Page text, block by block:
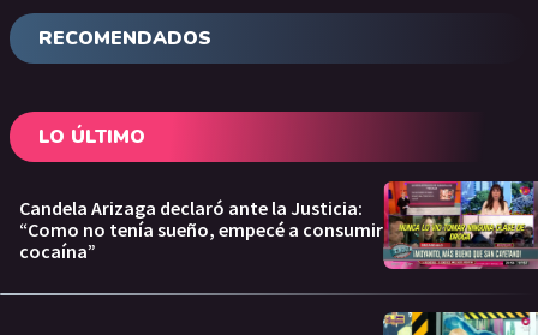
RECOMENDADOS
LO ÚLTIMO
Candela Arizaga declaró ante la Justicia:
“Como no tenía sueño, empecé a consumir
cocaína”